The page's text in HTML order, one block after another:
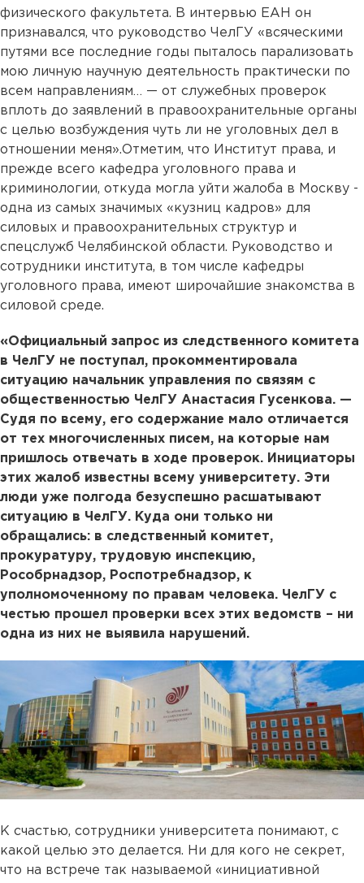
физического факультета. В интервью ЕАН он
признавался, что руководство ЧелГУ «всяческими
путями все последние годы пыталось парализовать
мою личную научную деятельность практически по
всем направлениям… — от служебных проверок
вплоть до заявлений в правоохранительные органы
с целью возбуждения чуть ли не уголовных дел в
отношении меня».Отметим, что Институт права, и
прежде всего кафедра уголовного права и
криминологии, откуда могла уйти жалоба в Москву -
одна из самых значимых «кузниц кадров» для
силовых и правоохранительных структур и
спецслужб Челябинской области. Руководство и
сотрудники института, в том числе кафедры
уголовного права, имеют широчайшие знакомства в
силовой среде.
«Официальный запрос из следственного комитета
в ЧелГУ не поступал, прокомментировала
ситуацию начальник управления по связям с
общественностью ЧелГУ Анастасия Гусенкова. —
Судя по всему, его содержание мало отличается
от тех многочисленных писем, на которые нам
пришлось отвечать в ходе проверок. Инициаторы
этих жалоб известны всему университету. Эти
люди уже полгода безуспешно расшатывают
ситуацию в ЧелГУ. Куда они только ни
обращались: в следственный комитет,
прокуратуру, трудовую инспекцию,
Рособрнадзор, Роспотребнадзор, к
уполномоченному по правам человека. ЧелГУ с
честью прошел проверки всех этих ведомств – ни
одна из них не выявила нарушений.
К счастью, сотрудники университета понимают, с
какой целью это делается. Ни для кого не секрет,
что на встрече так называемой «инициативной